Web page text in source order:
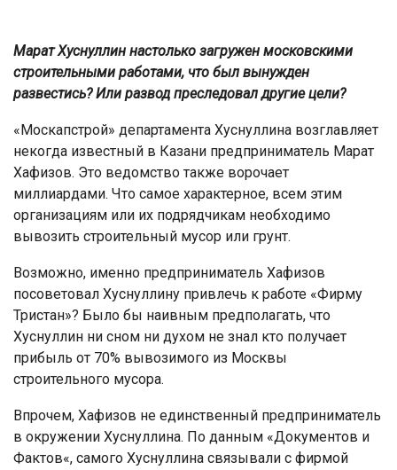
Марат Хуснуллин настолько загружен московскими
строительными работами, что был вынужден
развестись? Или развод преследовал другие цели?
«Москапстрой» департамента Хуснуллина возглавляет
некогда известный в Казани предприниматель Марат
Хафизов. Это ведомство также ворочает
миллиардами. Что самое характерное, всем этим
организациям или их подрядчикам необходимо
вывозить строительный мусор или грунт.
Возможно, именно предприниматель Хафизов
посоветовал Хуснуллину привлечь к работе «Фирму
Тристан»? Было бы наивным предполагать, что
Хуснуллин ни сном ни духом не знал кто получает
прибыль от 70% вывозимого из Москвы
строительного мусора.
Впрочем, Хафизов не единственный предприниматель
в окружении Хуснуллина. По данным «Документов и
Фактов«, самого Хуснуллина связывали с фирмой